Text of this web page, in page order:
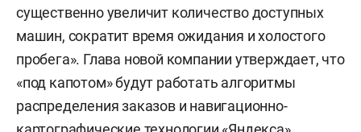
существенно увеличит количество доступных
машин, сократит время ожидания и холостого
пробега». Глава новой компании утверждает, что
«под капотом» будут работать алгоритмы
распределения заказов и навигационно-